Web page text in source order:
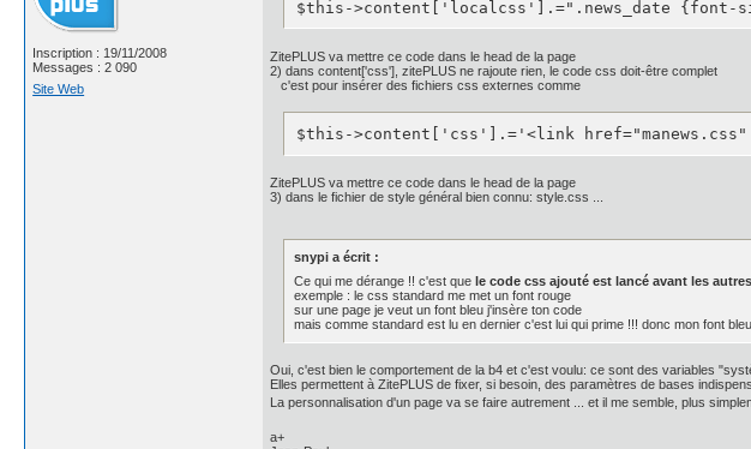
    letter-spacing: 1px;
    line-height: 1;
    padding: 12px 0 14px 0;
text-shadow: 0px -1px 1px rgba(0, 0, 0,
}
	/* background: #111;
background: -webkit-gradient(linear, 0 0, 0
color-stop(0, rgba(50, 50, 50,
color-stop(0.5, rgba(30, 30, 30,
color-stop(0.5, rgba(20, 20, 20,
              rgba(0, 0, 0, 0.9) 0%,
              rgba(20, 20, 20, 0.9) 50%,
              rgba(30, 30, 30, 0.9) 50%,
              rgba(50, 50, 50, 0.9) 100%);
    border: 0;
    border-radius: 4px;
    -webkit-border-radius: 4px;
-webkit-box-shadow: inset 1px 1px 1px 0px
-moz-box-shadow: inset 1px 1px 1px 0px
Inscription : 19/11/2008
Messages : 2 090
Site Web
$this->content['localcss'].=".news_date {font-
ZitePLUS va mettre ce code dans le head de la page
2) dans content['css'], zitePLUS ne rajoute rien, le code css doit-être complet
c'est pour insérer des fichiers css externes comme
$this->content['css'].='<link
ZitePLUS va mettre ce code dans le head de la page
3) dans le fichier de style général bien connu: style.css ...
snypi a écrit :
Ce qui me dérange !! c'est que le code css ajouté est lancé avant les autres
exemple : le css standard me met un font rouge
sur une page je veut un font bleu j'insère ton code
mais comme standard est lu en dernier c'est lui qui prime !!! donc mon font
Oui, c'est bien le comportement de la b4 et c'est voulu: ce sont des variables
Elles permettent à ZitePLUS de fixer, si besoin, des paramètres de bases
La personnalisation d'un page va se faire autrement ... et il me semble, plus
a+